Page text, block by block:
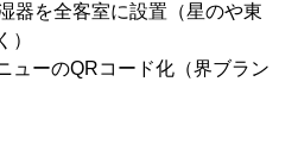
器を全客室に設置（星のや東
）
ューのQRコード化（界ブラン